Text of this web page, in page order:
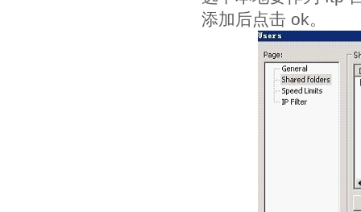
添加后点击 ok。